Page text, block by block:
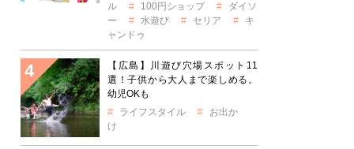
ル
100円ショップ
ダイソ
ー
水遊び セリア
キ
ャンドゥ
【広島】川遊び穴場スポット11
選！子供から大人まで楽しめる。
幼児OKも
ライフスタイル
お出か
け